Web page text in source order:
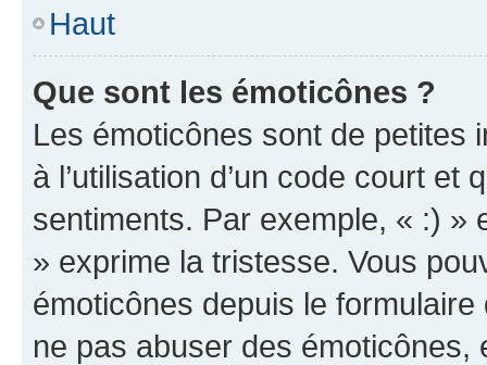
Haut
Que sont les émoticônes ?
Les émoticônes sont de petites
à l’utilisation d’un code court et
sentiments. Par exemple, « :) »
» exprime la tristesse. Vous
émoticônes depuis le
ne pas abuser des